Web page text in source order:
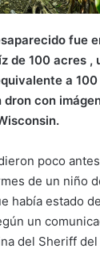
fue
de 100 acres ,
a 100
dron con
poco
de un niño
había estado
un
del Sheriff